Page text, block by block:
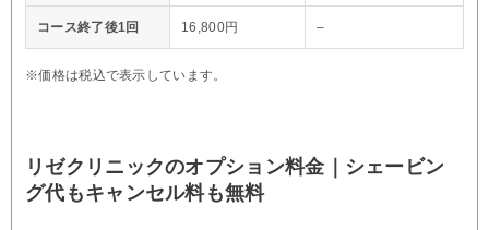
コース終了後1回 16,800円 –
※価格は税込で表示しています。
リゼクリニックのオプション料金｜シェービン
グ代もキャンセル料も無料